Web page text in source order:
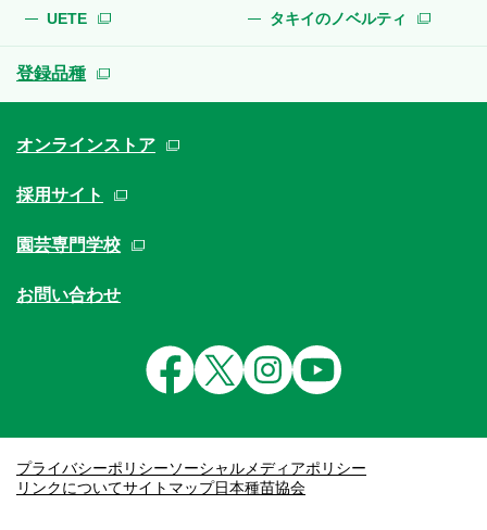
UETE
タキイのノベルティ
登録品種
オンラインストア
採用サイト
園芸専門学校
お問い合わせ
プライバシーポリシーソーシャルメディアポリシー
リンクについてサイトマップ日本種苗協会